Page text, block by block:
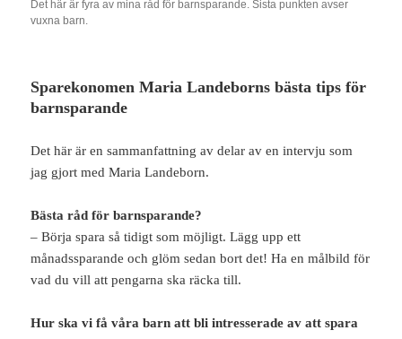
Det här är fyra av mina råd för barnsparande. Sista punkten avser
vuxna barn.
Sparekonomen Maria Landeborns bästa tips för
barnsparande
Det här är en sammanfattning av delar av en intervju som
jag gjort med Maria Landeborn.
Bästa råd för barnsparande?
– Börja spara så tidigt som möjligt. Lägg upp ett
månadssparande och glöm sedan bort det! Ha en målbild för
vad du vill att pengarna ska räcka till.
Hur ska vi få våra barn att bli intresserade av att spara